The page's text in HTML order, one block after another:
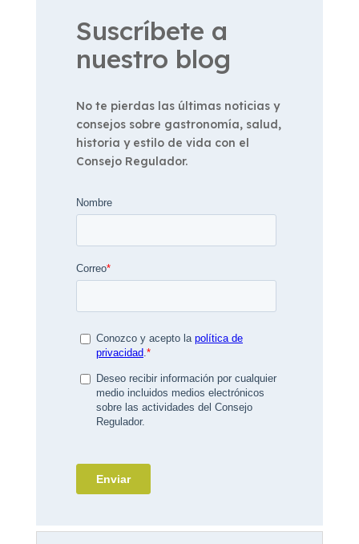
Suscríbete a
nuestro blog
No te pierdas las últimas noticias y
consejos sobre gastronomía, salud,
historia y estilo de vida con el
Consejo Regulador.